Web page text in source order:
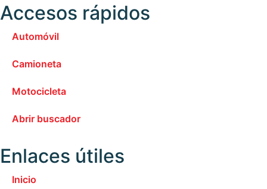
Accesos rápidos
Automóvil
Camioneta
Motocicleta
Abrir buscador
Enlaces útiles
Inicio